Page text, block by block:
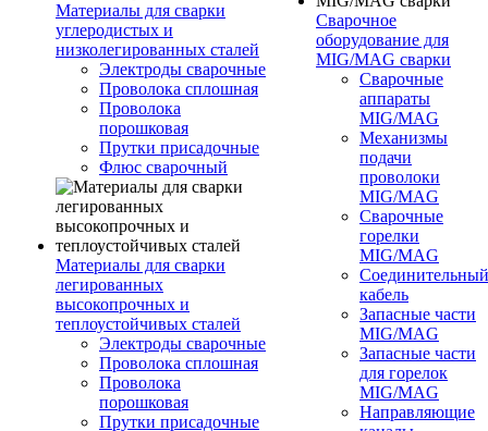
Материалы для сварки
углеродистых и
низколегированных сталей
Электроды сварочные
Проволока сплошная
Проволока
порошковая
Прутки присадочные
Флюс сварочный
Материалы для сварки
легированных
высокопрочных и
теплоустойчивых сталей
Электроды сварочные
Проволока сплошная
Проволока
порошковая
Прутки присадочные
Сварочное
оборудование для
MIG/MAG сварки
Сварочные
аппараты
MIG/MAG
Механизмы
подачи
проволоки
MIG/MAG
Сварочные
горелки
MIG/MAG
Соединительный
кабель
Запасные части
MIG/MAG
Запасные части
для горелок
MIG/MAG
Направляющие